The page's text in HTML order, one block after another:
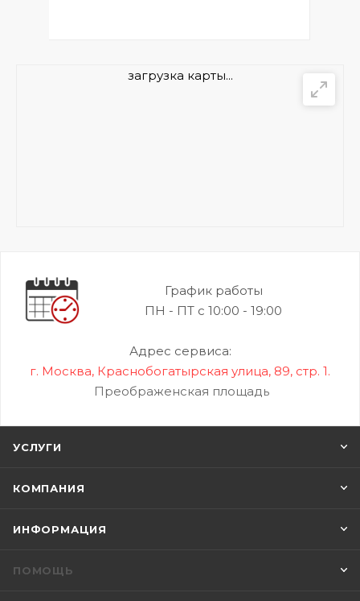
загрузка карты...
График работы
ПН - ПТ с 10:00 - 19:00
Адрес сервиса:
г. Москва, Краснобогатырская улица, 89, стр. 1.
Преображенская площадь
УСЛУГИ
КОМПАНИЯ
ИНФОРМАЦИЯ
ПОМОЩЬ